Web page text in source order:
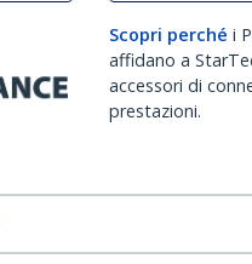
Scopri perché i
affidano a
accessori di
prestazioni.